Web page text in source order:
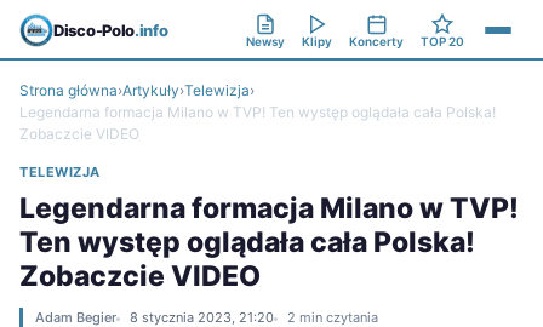
Disco-Polo.info
Newsy Klipy Koncerty TOP 20
Strona główna›Artykuły›Telewizja›
Legendarna formacja Milano w TVP! Ten występ oglądała cała Polska!
Zobaczcie VIDEO
TELEWIZJA
Legendarna formacja Milano w TVP!
Ten występ oglądała cała Polska!
Zobaczcie VIDEO
Adam Begier 8 stycznia 2023, 21:20
2 min czytania